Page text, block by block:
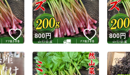
いいね！
800円 いいね！
800円